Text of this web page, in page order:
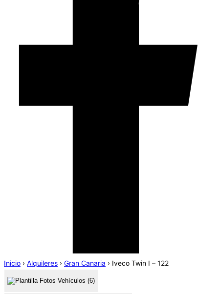
Inicio › Alquileres › Gran Canaria › Iveco Twin I – 122